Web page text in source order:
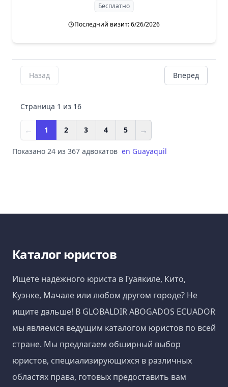
Бесплатно
Последний визит: 6/26/2026
Назад Вперед
Страница 1 из 16
← 1 2 3 4 5 →
Показано 24 из 367 адвокатов en Guayaquil
Каталог юристов
Ищете надёжного юриста в Гуаякиле, Кито,
Куэнке, Мачале или любом другом городе? Не
ищите дальше! В GLOBALDIR ABOGADOS ECUADOR
мы являемся ведущим каталогом юристов по всей
стране. Мы предлагаем обширный выбор
юристов, специализирующихся в различных
областях права, готовых предоставить вам